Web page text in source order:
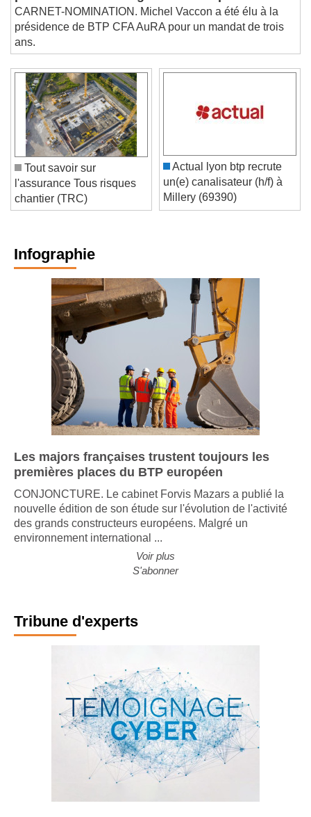
pour BTP CFA Auvergne Rhône-Alpes
CARNET-NOMINATION. Michel Vaccon a été élu à la
présidence de BTP CFA AuRA pour un mandat de trois
ans.
Tout savoir sur
l'assurance Tous risques
chantier (TRC)
Actual lyon btp recrute
un(e) canalisateur (h/f) à
Millery (69390)
Infographie
Les majors françaises trustent toujours les
premières places du BTP européen
CONJONCTURE. Le cabinet Forvis Mazars a publié la
nouvelle édition de son étude sur l'évolution de l'activité
des grands constructeurs européens. Malgré un
Voir plus
Tribune d'experts